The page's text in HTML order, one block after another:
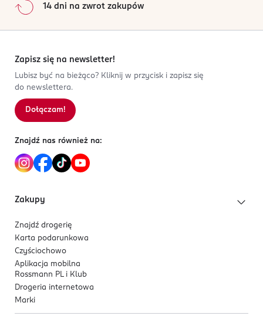
14 dni na zwrot zakupów
Zapisz się na newsletter!
Lubisz być na bieżąco? Kliknij w przycisk i zapisz się
do newslettera.
Dołączam!
Znajdź nas również na:
Zakupy
Znajdź drogerię
Karta podarunkowa
Czyściochowo
Aplikacja mobilna
Rossmann PL i Klub
Drogeria internetowa
Marki